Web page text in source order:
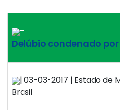
–
Delúbio condenado
| 03-03-2017 | Estado de
Brasil